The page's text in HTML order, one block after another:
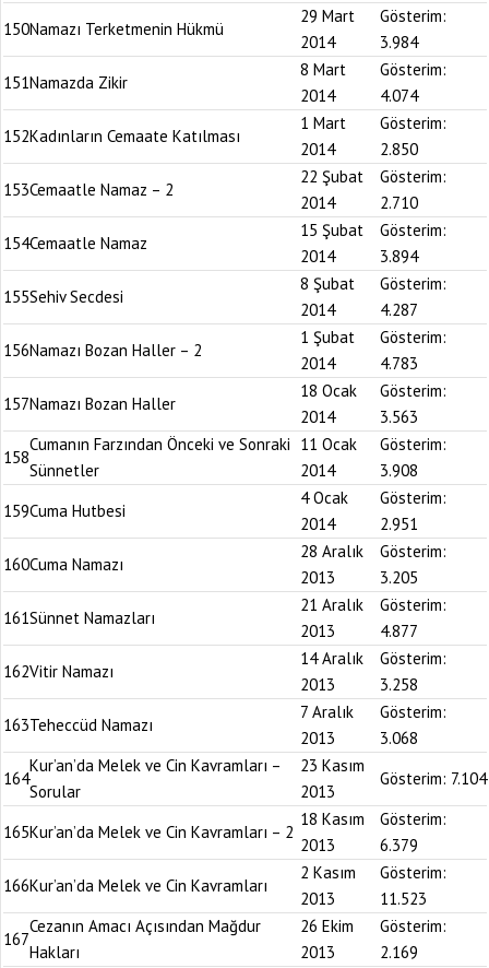
150Namazı Terketmenin Hükmü
29 Mart
2014
Gösterim:
3.984
151Namazda Zikir
8 Mart
2014
Gösterim:
4.074
152Kadınların Cemaate Katılması
1 Mart
2014
Gösterim:
2.850
153Cemaatle Namaz – 2
22 Şubat
2014
Gösterim:
2.710
154Cemaatle Namaz
15 Şubat
2014
Gösterim:
3.894
155Sehiv Secdesi
8 Şubat
2014
Gösterim:
4.287
156Namazı Bozan Haller – 2
1 Şubat
2014
Gösterim:
4.783
157Namazı Bozan Haller
18 Ocak
2014
Gösterim:
3.563
158
Cumanın Farzından Önceki ve Sonraki
Sünnetler
11 Ocak
2014
Gösterim:
3.908
159Cuma Hutbesi
4 Ocak
2014
Gösterim:
2.951
160Cuma Namazı
28 Aralık
2013
Gösterim:
3.205
161Sünnet Namazları
21 Aralık
2013
Gösterim:
4.877
162Vitir Namazı
14 Aralık
2013
Gösterim:
3.258
163Teheccüd Namazı
7 Aralık
2013
Gösterim:
3.068
164
Kur’an’da Melek ve Cin Kavramları –
Sorular
23 Kasım
2013
Gösterim: 7.104
165Kur’an’da Melek ve Cin Kavramları – 2
18 Kasım
2013
Gösterim:
6.379
166Kur’an’da Melek ve Cin Kavramları
2 Kasım
2013
Gösterim:
11.523
167
Cezanın Amacı Açısından Mağdur
Hakları
26 Ekim
2013
Gösterim:
2.169